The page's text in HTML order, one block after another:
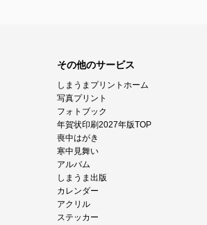
その他のサービス
しまうまプリントホーム
写真プリント
フォトブック
年賀状印刷2027年版TOP
喪中はがき
寒中見舞い
アルバム
しまうま出版
カレンダー
アクリル
ステッカー